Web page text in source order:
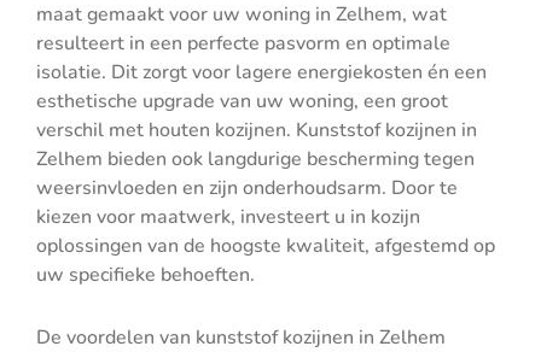
maat gemaakt voor uw woning in Zelhem, wat
resulteert in een perfecte pasvorm en optimale
isolatie. Dit zorgt voor lagere energiekosten én een
esthetische upgrade van uw woning, een groot
verschil met houten kozijnen. Kunststof kozijnen in
Zelhem bieden ook langdurige bescherming tegen
weersinvloeden en zijn onderhoudsarm. Door te
kiezen voor maatwerk, investeert u in kozijn
oplossingen van de hoogste kwaliteit, afgestemd op
uw specifieke behoeften.
De voordelen van kunststof kozijnen in Zelhem